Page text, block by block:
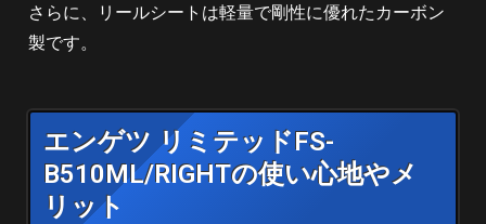
さらに、リールシートは軽量で剛性に優れたカーボン
製です。
エンゲツ リミテッドFS-
B510ML/RIGHTの使い心地やメ
リット